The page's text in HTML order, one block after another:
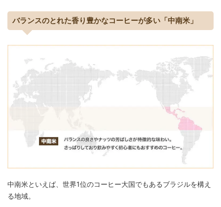
バランスのとれた香り豊かなコーヒーが多い「中南米」
中南米といえば、世界1位のコーヒー大国でもあるブラジルを構え
る地域。